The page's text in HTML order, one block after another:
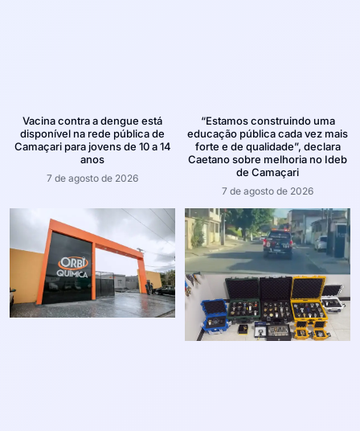
Vacina contra a dengue está
disponível na rede pública de
Camaçari para jovens de 10 a 14
anos
7 de agosto de 2026
“Estamos construindo uma
educação pública cada vez mais
forte e de qualidade”, declara
Caetano sobre melhoria no Ideb
de Camaçari
7 de agosto de 2026